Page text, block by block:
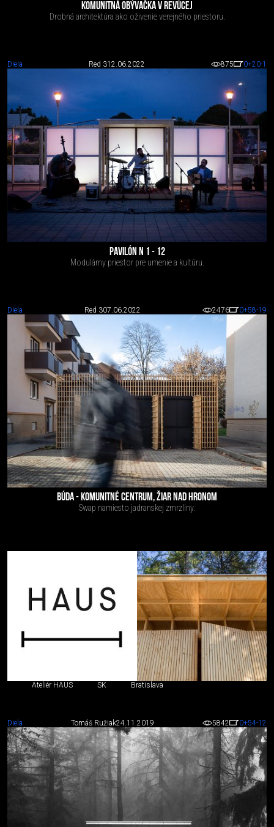
KOMUNITNÁ OBÝVAČKA V REVÚCEJ
Drobná architektúra ako oživenie verejného priestoru.
Diela Red 312.06.2022 875 0+20-1
PAVILÓN N 1 - 12
Modulárny priestor pre umenie a kultúru.
Diela Red 307.06.2022 2476 0+58-19
BÚDA - KOMUNITNÉ CENTRUM, ŽIAR NAD HRONOM
Swap namiesto jadranskej zmrzliny.
Ateliér HAUS SK Bratislava
Diela Tomáš Ružiak24.11.2019 5842 0+54-12